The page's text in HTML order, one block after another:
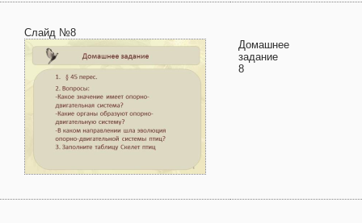
Слайд №8
Домашнее
задание
8